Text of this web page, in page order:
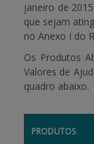
janeiro de
que sejam
no Anexo I do
Os Produtos
Valores de
quadro abaixo.
PRODUTOS